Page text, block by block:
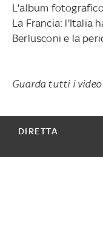
L'album
La Francia: l'Italia
Berlusconi e la
Guarda tutti i video
DIRETTA